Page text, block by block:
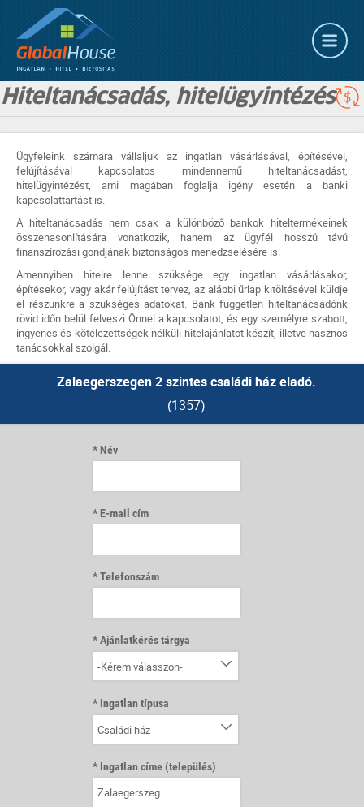
Hiteltanácsadás, hitelügyintézés
Ügyfeleink számára vállaljuk az ingatlan vásárlásával, építésével,
felújításával kapcsolatos mindennemű hiteltanácsadást,
hitelügyintézést, ami magában foglalja igény esetén a banki
kapcsolattartást is.
A hiteltanácsadás nem csak a különböző bankok hiteltermékeinek
összehasonlítására vonatkozik, hanem az ügyfél hosszú távú
finanszírozási gondjának biztonságos menedzselésére is.
Amennyiben hitelre lenne szüksége egy ingatlan vásárlásakor,
építésekor, vagy akár felújítást tervez, az alábbi űrlap kitöltésével küldje
el részünkre a szükséges adatokat. Bank független hiteltanácsadónk
rövid időn belül felveszi Önnel a kapcsolatot, és egy személyre szabott,
ingyenes és kötelezettségek nélküli hitelajánlatot készít, illetve hasznos
tanácsokkal szolgál.
Zalaegerszegen 2 szintes családi ház eladó.
(1357)
Név
E-mail cím
Telefonszám
Ajánlatkérés tárgya
-Kérem válasszon-
Ingatlan típusa
Családi ház
Ingatlan címe (település)